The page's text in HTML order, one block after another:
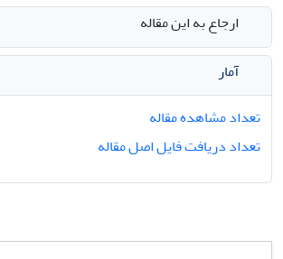
ارجاع به این مقاله
آمار
تعداد مشاهده مقاله
تعداد دریافت فایل اصل مقاله